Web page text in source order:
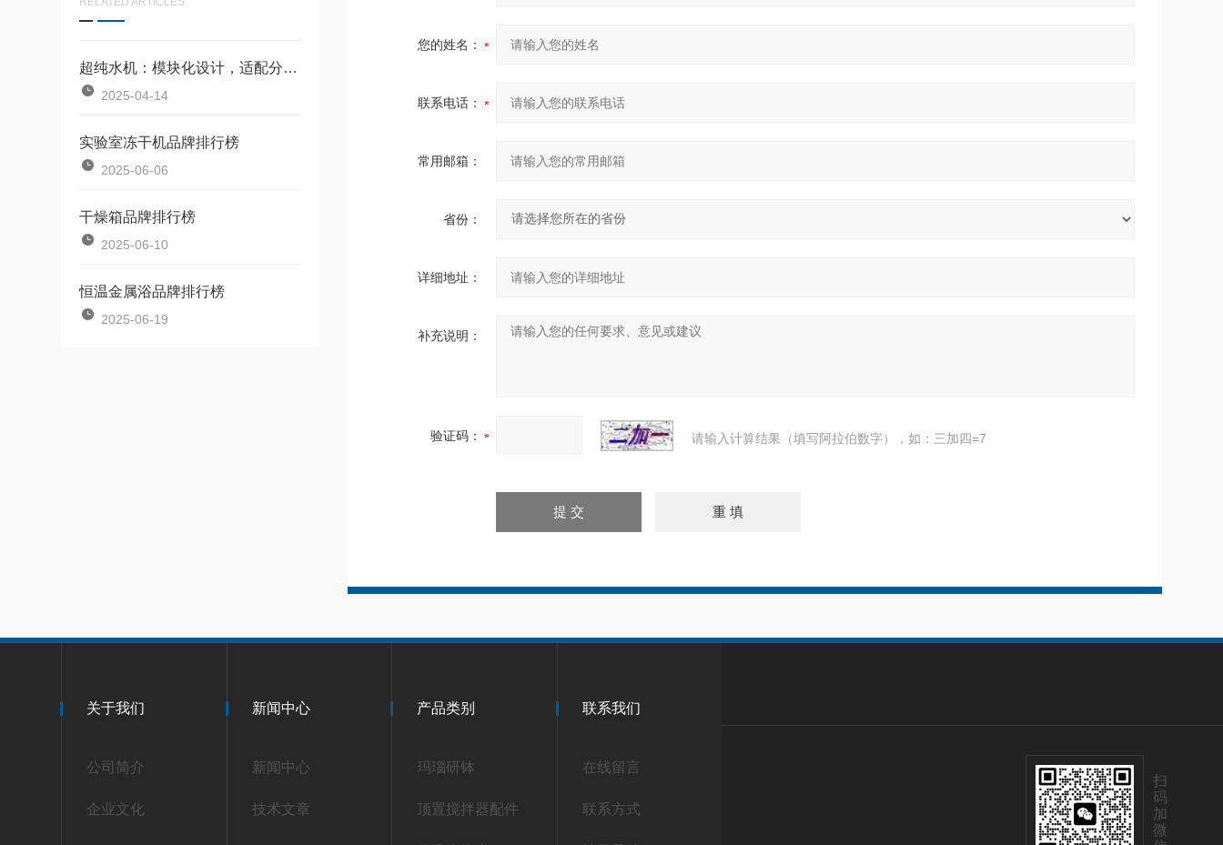
超纯水机：模块化设计，适配分析化学、细胞培养等全场景
2025-04-14
实验室冻干机品牌排行榜
2025-06-06
干燥箱品牌排行榜
2025-06-10
恒温金属浴品牌排行榜
2025-06-19
您的姓名：
联系电话：
常用邮箱：
省份：
详细地址：
补充说明：
验证码： 请输入计算结果（填写阿拉伯数字），如：三加四=7
关于我们
公司简介
企业文化
新闻中心
新闻中心
技术文章
产品类别
玛瑙研钵
顶置搅拌器配件
联系我们
在线留言
联系方式
扫
码
加
微